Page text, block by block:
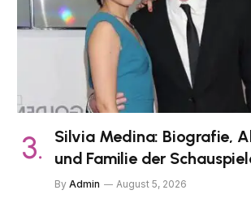
Silvia Medina: Biografie,
und Familie der
By Admin August 5, 2026